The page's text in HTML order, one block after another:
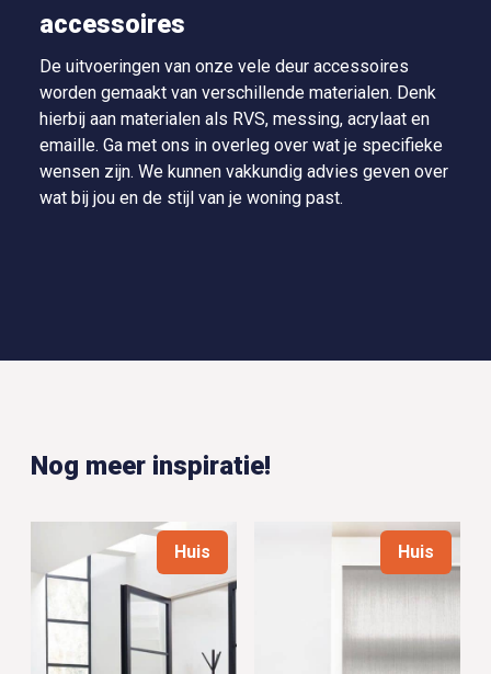
accessoires
De uitvoeringen van onze vele deur accessoires
worden gemaakt van verschillende materialen. Denk
hierbij aan materialen als RVS, messing, acrylaat en
emaille. Ga met ons in overleg over wat je specifieke
wensen zijn. We kunnen vakkundig advies geven over
wat bij jou en de stijl van je woning past.
Nog meer inspiratie!
Huis Huis